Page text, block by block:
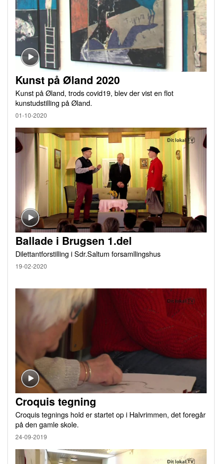
Kunst på Øland 2020
Kunst på Øland, trods covid19, blev der vist en flot
kunstudstilling på Øland.
01-10-2020
Ballade i Brugsen 1.del
Dilettantforstilling i Sdr.Saltum forsamllingshus
19-02-2020
Croquis tegning
Croquis tegnings hold er startet op i Halvrimmen, det foregår
på den gamle skole.
24-09-2019